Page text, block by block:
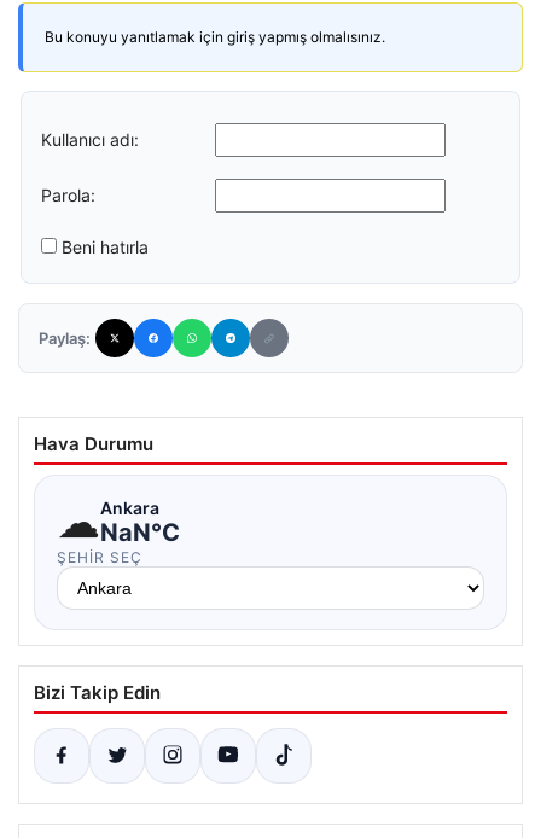
Bu konuyu yanıtlamak için giriş yapmış olmalısınız.
Kullanıcı adı:
Parola:
Beni hatırla
Paylaş:
Hava Durumu
☁Ankara
NaN°C
ŞEHIR SEÇ
Bizi Takip Edin